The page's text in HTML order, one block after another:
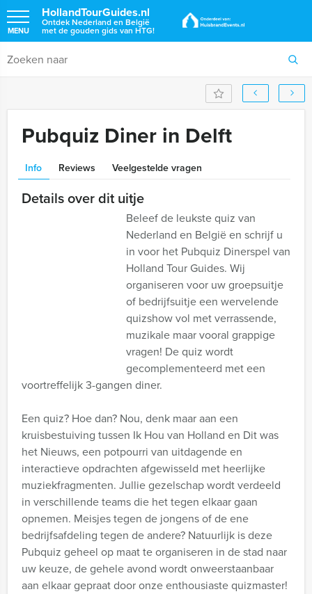
HollandTourGuides.nl
Ontdek Nederland en België
met de gouden gids van HTG!
MENU
Pubquiz Diner in Delft
Info Reviews Veelgestelde vragen
Details over dit uitje
Beleef de leukste quiz van
Nederland en België en schrijf u
in voor het Pubquiz Dinerspel van
Holland Tour Guides. Wij
organiseren voor uw groepsuitje
of bedrijfsuitje een wervelende
quizshow vol met verrassende,
muzikale maar vooral grappige
vragen! De quiz wordt
gecomplementeerd met een
voortreffelijk 3-gangen diner.
Een quiz? Hoe dan? Nou, denk maar aan een
kruisbestuiving tussen Ik Hou van Holland en Dit was
het Nieuws, een potpourri van uitdagende en
interactieve opdrachten afgewisseld met heerlijke
muziekfragmenten. Jullie gezelschap wordt verdeeld
in verschillende teams die het tegen elkaar gaan
opnemen. Meisjes tegen de jongens of de ene
bedrijfsafdeling tegen de andere? Natuurlijk is deze
Pubquiz geheel op maat te organiseren in de stad naar
uw keuze, de gehele avond wordt onweerstaanbaar
aan elkaar gepraat door onze enthousiaste quizmaster!